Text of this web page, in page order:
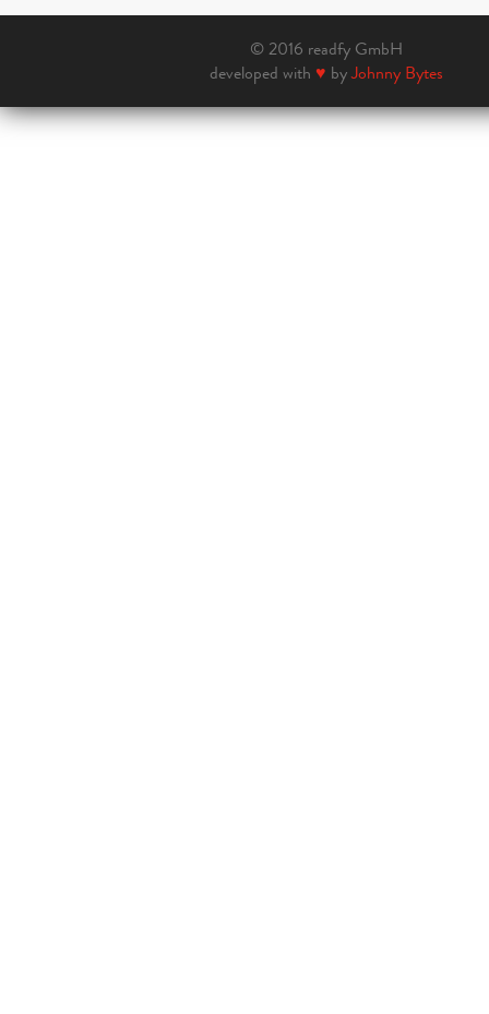
© 2016 readfy GmbH
developed with ♥ byJohnny Bytes